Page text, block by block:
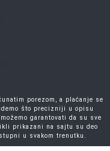
porezom, a plaćanje se
što precizniji u opisu
garantovati da su sve
prikazani na sajtu su deo
u svakom trenutku.